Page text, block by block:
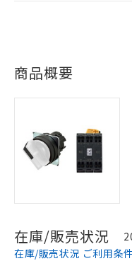
商品概要
在庫/販売状況
在庫/販売状況 ご利用条件